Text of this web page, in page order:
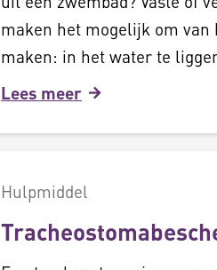
maken het mogelijk om van
maken: in het water te
Lees meer
Hulpmiddel